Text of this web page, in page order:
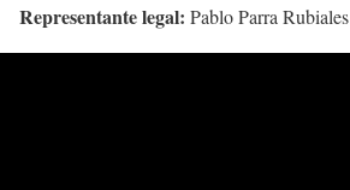
Representante legal: Pablo Parra Rubiales